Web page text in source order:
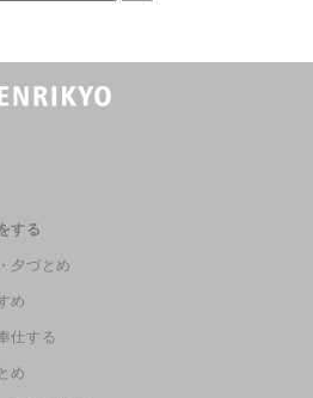
する
夕づとめ
め
仕する
め